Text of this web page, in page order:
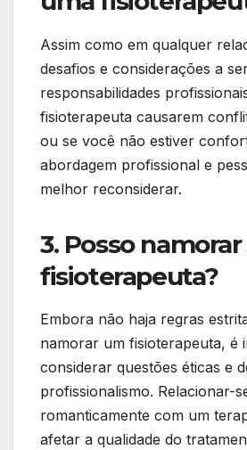
Assim como em qualquer
desafios e considerações a
responsabilidades
fisioterapeuta causarem
ou se você não estiver
abordagem profissional e
melhor reconsiderar.
3. Posso
fisioterapeuta?
Embora não haja regras
namorar um fisioterapeuta, é
considerar questões éticas e
profissionalismo. Relacionar-
romanticamente com um
afetar a qualidade do